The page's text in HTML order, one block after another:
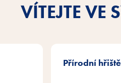
VÍTEJTE VE
Přírodní